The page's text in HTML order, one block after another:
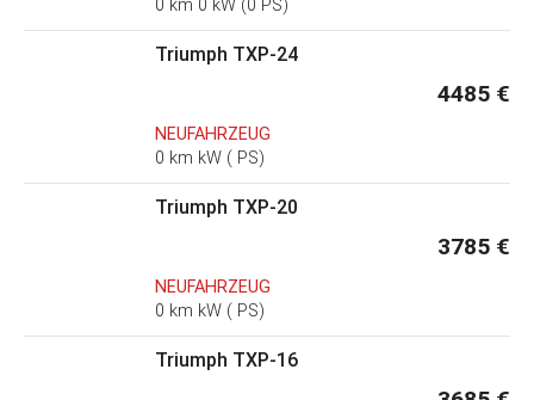
0 km 0 kW (0 PS)
Triumph TXP-24
4485 €
NEUFAHRZEUG
0 km kW ( PS)
Triumph TXP-20
3785 €
NEUFAHRZEUG
0 km kW ( PS)
Triumph TXP-16